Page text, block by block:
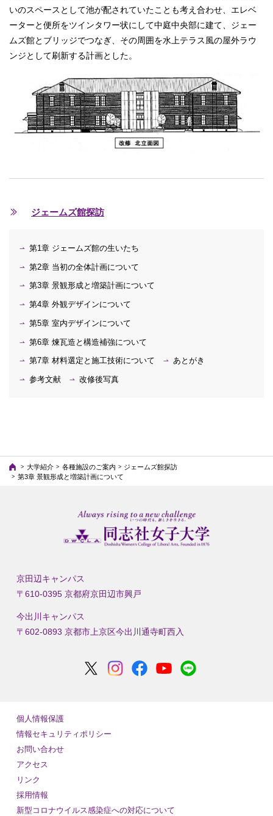
いのスペースとして池が配されていたことも考え合わせ、エレベ
ーターと便所をツインタワー状にして中庭中央部に建て、ジェー
ムズ館とブリッジでつなぎ、その周囲を水上テラス風の屋外ラウ
ンジとして刷新する計画とした。
ジェームズ館探訪
第1章 ジェームズ館の生いたち
第2章 当初の全体計画について
第3章 景観形成と増築計画について
第4章 外観デザインについて
第5章 室内デザインについて
第6章 煉瓦造と構造補強について
第7章 材料選定と施工技術について あとがき
参考文献 改修後写真
大学紹介 各種施設のご案内
ジェームズ館探訪
第3章 景観形成と増築計画について
京田辺キャンパス
〒610-0395 京都府京田辺市興戸
今出川キャンパス
〒602-0893 京都市上京区今出川通寺町西入
個人情報保護
情報セキュリティポリシー
お問い合わせ
アクセス
リンク
採用情報
新型コロナウイルス感染症への対応について